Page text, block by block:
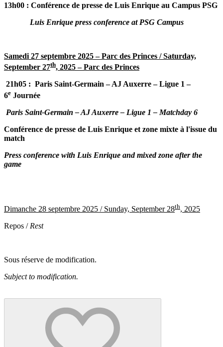
13h00 : Conférence de presse de Luis Enrique au Campus PSG
Luis Enrique press conference at PSG Campus
Samedi 27 septembre 2025 – Parc des Princes /Saturday,
September 27th, 2025 – Parc des Princes
21h05 : Paris Saint-Germain – AJ Auxerre – Ligue 1 –
6e Journée
Paris Saint-Germain – AJ Auxerre – Ligue 1 – Matchday 6
Conférence de presse de Luis Enrique et zone mixte à l'issue du
match
Press conference with Luis Enrique and mixed zone after the
game
Dimanche 28 septembre 2025 / Sunday, September 28th, 2025
Repos / Rest
Sous réserve de modification.
Subject to modification.